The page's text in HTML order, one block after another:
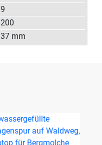
9
200
37 mm